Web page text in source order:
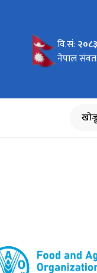
वि.सं:
नेपाल संवत: